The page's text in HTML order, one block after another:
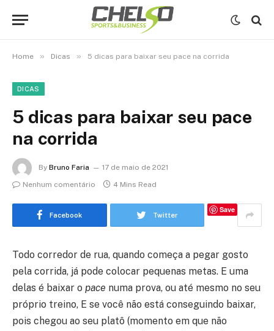
Home » Dicas » 5 dicas para baixar seu pace na corrida
DICAS
5 dicas para baixar seu pace
na corrida
By Bruno Faria
17 de maio de 2021
Nenhum comentário
4 Mins Read
Facebook Twitter
Save
Todo corredor de rua, quando começa a pegar gosto
pela corrida, já pode colocar pequenas metas. E uma
delas é baixar o pace numa prova, ou até mesmo no seu
próprio treino, E se você não está conseguindo baixar,
pois chegou ao seu platô (momento em que não